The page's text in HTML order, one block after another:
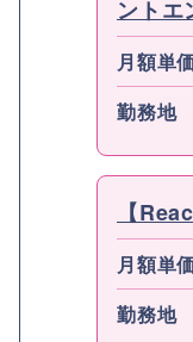
ントエ
月額単
勤務地
【
月額単
勤務地